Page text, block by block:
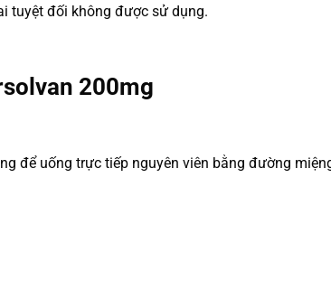
tuyệt đối không được sử dụng.
200mg
để uống trực tiếp nguyên viên bằng đường